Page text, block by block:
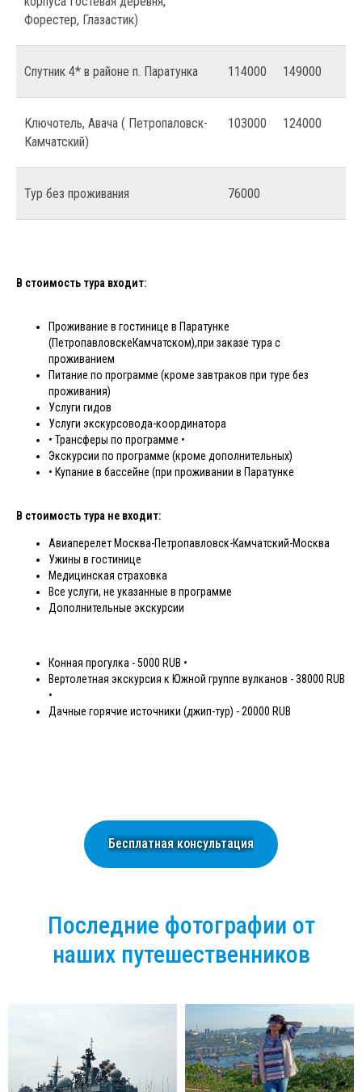
Форестер, Глазастик)
Спутник 4* в районе п. Паратунка 114000 149000
Ключотель, Авача ( Петропаловск-
Камчатский)
103000 124000
Тур без проживания 76000
В стоимость тура входит:
Проживание в гостинице в Паратунке
(ПетропавловскеКамчатском),при заказе тура с
проживанием
Питание по программе (кроме завтраков при туре без
проживания)
Услуги гидов
Услуги экскурсовода-координатора
• Трансферы по программе •
Экскурсии по программе (кроме дополнительных)
• Купание в бассейне (при проживании в Паратунке
В стоимость тура не входит:
Авиаперелет Москва-Петропавловск-Камчатский-Москва
Ужины в гостинице
Медицинская страховка
Все услуги, не указанные в программе
Дополнительные экскурсии
Конная прогулка - 5000 RUB •
Вертолетная экскурсия к Южной группе вулканов - 38000 RUB
•
Дачные горячие источники (джип-тур) - 20000 RUB
Бесплатная консультация
Последние фотографии от
наших путешественников